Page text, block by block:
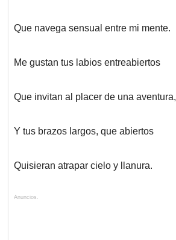
Que navega sensual entre mi mente.
Me gustan tus labios entreabiertos
Que invitan al placer de una aventura,
Y tus brazos largos, que abiertos
Quisieran atrapar cielo y llanura.
Anuncios.